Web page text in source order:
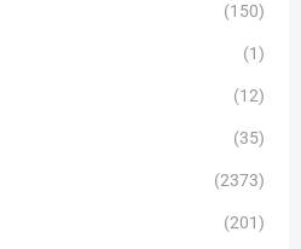
(150)
(1)
(12)
(35)
(2373)
(201)